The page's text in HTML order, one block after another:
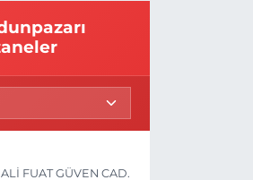
FUAT GÜVEN CAD.